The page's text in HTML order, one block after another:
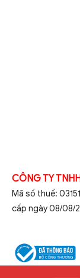
CÔNG TY
Mã số thuế:
cấp ngày 08/08/